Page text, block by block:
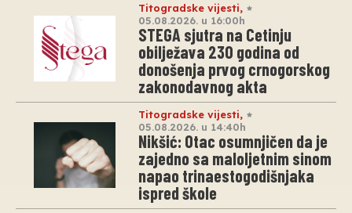
Titogradske vijesti,
05.08.2026. u 16:00h
STEGA sjutra na Cetinju
obilježava 230 godina od
donošenja prvog crnogorskog
zakonodavnog akta
Titogradske vijesti,
05.08.2026. u 14:40h
Nikšić: Otac osumnjičen da je
zajedno sa maloljetnim sinom
napao trinaestogodišnjaka
ispred škole